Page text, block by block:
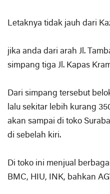
Letaknya tidak jauh dari
jika anda dari arah Jl.
simpang tiga Jl. Kapas
Dari simpang tersebut
lalu sekitar lebih kurang
akan sampai di toko
di sebelah kiri.
Di toko ini menjual
BMC, HIU, INK, bahkan